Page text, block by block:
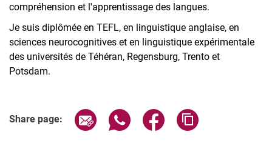
compréhension et l'apprentissage des langues.
Je suis diplômée en TEFL, en linguistique anglaise, en
sciences neurocognitives et en linguistique expérimentale
des universités de Téhéran, Regensburg, Trento et
Potsdam.
Share page: Share page via email
Share page via WhatsApp
Share page via